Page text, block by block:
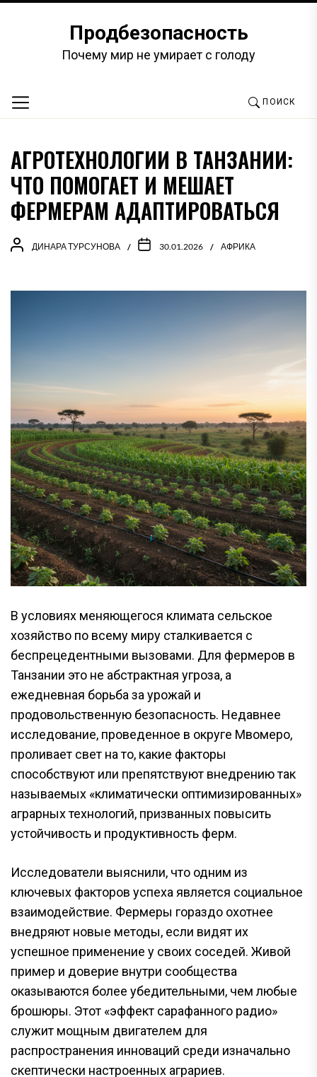
содержимомуПродбезопасность
Почему мир не умирает с голоду
ПОИСК
АГРОТЕХНОЛОГИИ В ТАНЗАНИИ:
ЧТО ПОМОГАЕТ И МЕШАЕТ
ФЕРМЕРАМ АДАПТИРОВАТЬСЯ
ДИНАРА ТУРСУНОВА 30.01.2026 АФРИКА
В условиях меняющегося климата сельское
хозяйство по всему миру сталкивается с
беспрецедентными вызовами. Для фермеров в
Танзании это не абстрактная угроза, а
ежедневная борьба за урожай и
продовольственную безопасность. Недавнее
исследование, проведенное в округе Мвомеро,
проливает свет на то, какие факторы
способствуют или препятствуют внедрению так
называемых «климатически оптимизированных»
аграрных технологий, призванных повысить
устойчивость и продуктивность ферм.
Исследователи выяснили, что одним из
ключевых факторов успеха является социальное
взаимодействие. Фермеры гораздо охотнее
внедряют новые методы, если видят их
успешное применение у своих соседей. Живой
пример и доверие внутри сообщества
оказываются более убедительными, чем любые
брошюры. Этот «эффект сарафанного радио»
служит мощным двигателем для
распространения инноваций среди изначально
скептически настроенных аграриев.